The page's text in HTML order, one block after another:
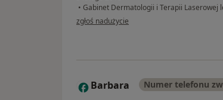
• Gabinet Dermatologii i Terapii Laserowej
w opinii użytkownika Elżbieta K
zgłoś nadużycie
B Barbara Numer telefonu